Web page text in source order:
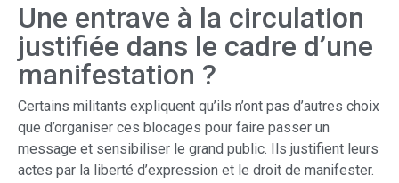
Une entrave à la circulation
justifiée dans le cadre d’une
manifestation ?
Certains militants expliquent qu’ils n’ont pas d’autres choix
que d’organiser ces blocages pour faire passer un
message et sensibiliser le grand public. Ils justifient leurs
actes par la liberté d’expression et le droit de manifester.